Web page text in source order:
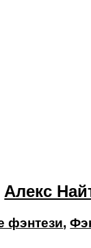
Алекс
фэнтези,